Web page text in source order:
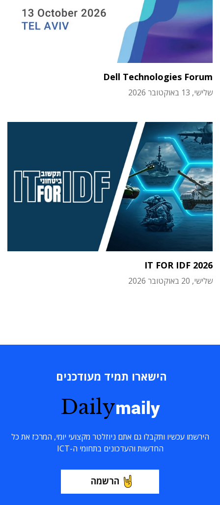
Dell Technologies Forum
שלישי, 13 באוקטובר 2026
IT FOR IDF 2026
שלישי, 20 באוקטובר 2026
הישארו תמיד מעודכנים
Dailymaily
הירשמו עכשיו ותקבלו גם אתם ניוזלטר מקצועי יומי, המרכז את כל
החדשות והעדכונים בתחומי ה-ICT
הרשמה